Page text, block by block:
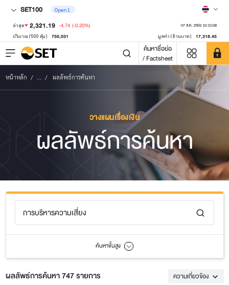
SET100 Open1
ล่าสุด 2,321.19 -4.74 (-0.20%) 07 ส.ค. 2569 10:32:08
ปริมาณ ('000 หุ้น) 750,031 มูลค่า (ล้านบาท) 17,318.45
ค้นหาชื่อย่อ
/ Factsheet
หน้าหลัก ... ผลลัพธ์การค้นหา
วางแผนเรื่องเงิน
ผลลัพธ์การค้นหา
ค้นหาขั้นสูง
ผลลัพธ์การค้นหา 747 รายการ ความเกี่ยวข้อง